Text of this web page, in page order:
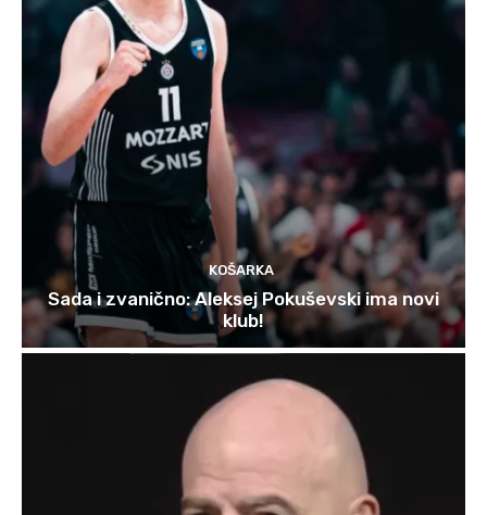
KOŠARKA
Sada i zvanično: Aleksej Pokuševski ima novi
klub!